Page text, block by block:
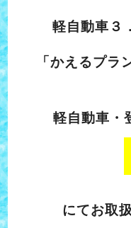
軽自動車３
「かえるプラ
軽自動車・
にてお取